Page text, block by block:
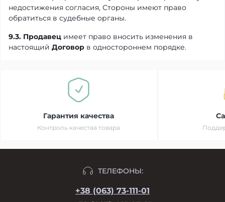
недостижения согласия, Стороны имеют право
обратиться в судебные органы.
9.3. Продавец имеет право вносить изменения в
настоящий Договор в одностороннем порядке.
Гарантия качества
Контроль качества товара
ТЕЛЕФОНЫ:
+38 (063) 73-111-01